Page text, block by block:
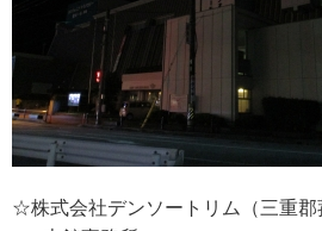
☆株式会社デンソートリム（三重郡